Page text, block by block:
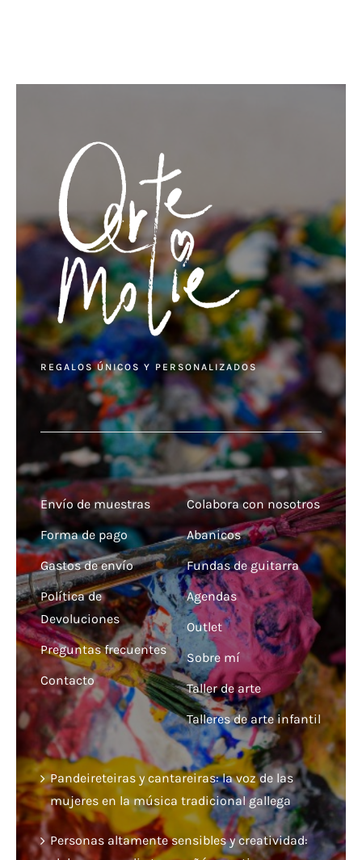
REGALOS ÚNICOS Y PERSONALIZADOS
Envío de muestras
Forma de pago
Gastos de envío
Política de
Devoluciones
Preguntas frecuentes
Contacto
Colabora con nosotros
Abanicos
Fundas de guitarra
Agendas
Outlet
Sobre mí
Taller de arte
Talleres de arte infantil
Pandeireteiras y cantareiras: la voz de las
mujeres en la música tradicional gallega
Personas altamente sensibles y creatividad: